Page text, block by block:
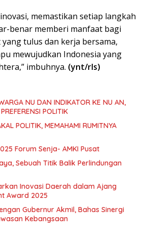
memastikan setiap langkah
benar memberi manfaat bagi
tulus dan kerja bersama,
mewujudkan Indonesia yang
imbuhnya. (ynt/rls)
NU DAN INDIKATOR KE NU AN,
POLITIK
POLITIK, MEMAHAMI RUMITNYA
Forum Senja- AMKI Pusat
Sebuah Titik Balik Perlindungan
Inovasi Daerah dalam Ajang
Award 2025
Gubernur Akmil, Bahas Sinergi
Kebangsaan